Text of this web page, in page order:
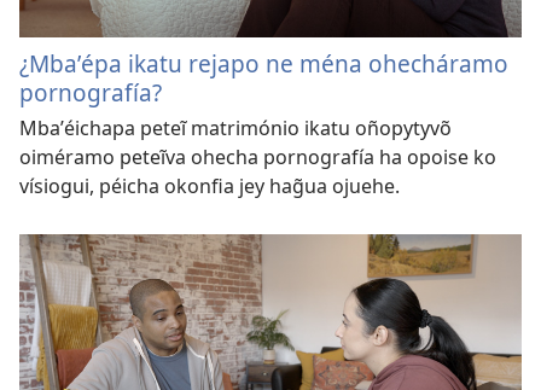
¿Mbaʼépa ikatu rejapo ne ména ohecháramo
pornografía?
Mbaʼéichapa peteĩ matrimónio ikatu oñopytyvõ
oiméramo peteĩva ohecha pornografía ha opoise ko
vísiogui, péicha okonfia jey hag̃ua ojuehe.